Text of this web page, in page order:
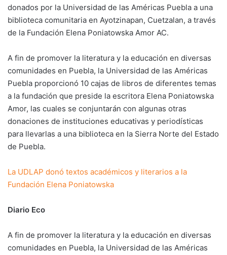
donados por la Universidad de las Américas Puebla a una
biblioteca comunitaria en Ayotzinapan, Cuetzalan, a través
de la Fundación Elena Poniatowska Amor AC.
A fin de promover la literatura y la educación en diversas
comunidades en Puebla, la Universidad de las Américas
Puebla proporcionó 10 cajas de libros de diferentes temas
a la fundación que preside la escritora Elena Poniatowska
Amor, las cuales se conjuntarán con algunas otras
donaciones de instituciones educativas y periodísticas
para llevarlas a una biblioteca en la Sierra Norte del Estado
de Puebla.
La UDLAP donó textos académicos y literarios a la
Fundación Elena Poniatowska
Diario Eco
A fin de promover la literatura y la educación en diversas
comunidades en Puebla, la Universidad de las Américas